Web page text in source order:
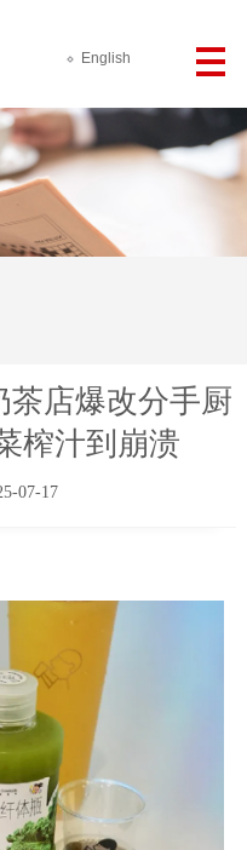
English
茶店爆改分手厨
榨汁到崩溃
07-17